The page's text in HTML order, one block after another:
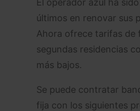
El operador azul ha
últimos en renovar sus
Ahora ofrece tarifas de
segundas residencias
más bajos.
Se puede contratar
fija con los siguientes